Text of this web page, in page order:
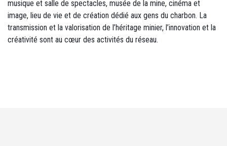
musique et salle de spectacles, musée de la mine, cinéma et
image, lieu de vie et de création dédié aux gens du charbon. La
transmission et la valorisation de l’héritage minier, l’innovation et la
créativité sont au cœur des activités du réseau.